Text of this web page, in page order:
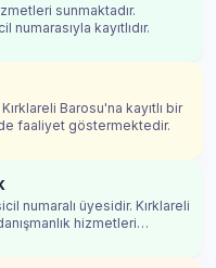
sunmaktadır.
numarasıyla kayıtlıdır.
Barosu'na kayıtlı bir
faaliyet göstermektedir.
numaralı üyesidir. Kırklareli
hizmetleri